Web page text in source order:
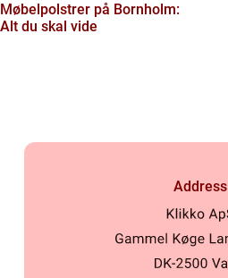
Møbelpolstrer på Bornholm:
Alt du skal vide
Address